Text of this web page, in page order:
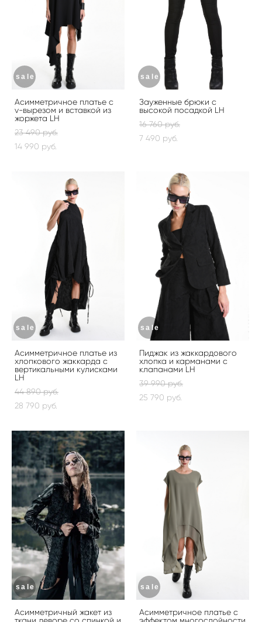
sale
Асимметричное платье с
v-вырезом и вставкой из
жоржета LH
23 490 pуб.
14 990 pуб.
sale
Зауженные брюки с
высокой посадкой LH
16 760 pуб.
7 490 pуб.
sale
Асимметричное платье из
хлопкового жаккарда с
вертикальными кулисками
LH
44 890 pуб.
28 790 pуб.
sale
Пиджак из жаккардового
хлопка и карманами с
клапанами LH
39 990 pуб.
25 790 pуб.
sale
Асимметричный жакет из
sale
Асимметричное платье с